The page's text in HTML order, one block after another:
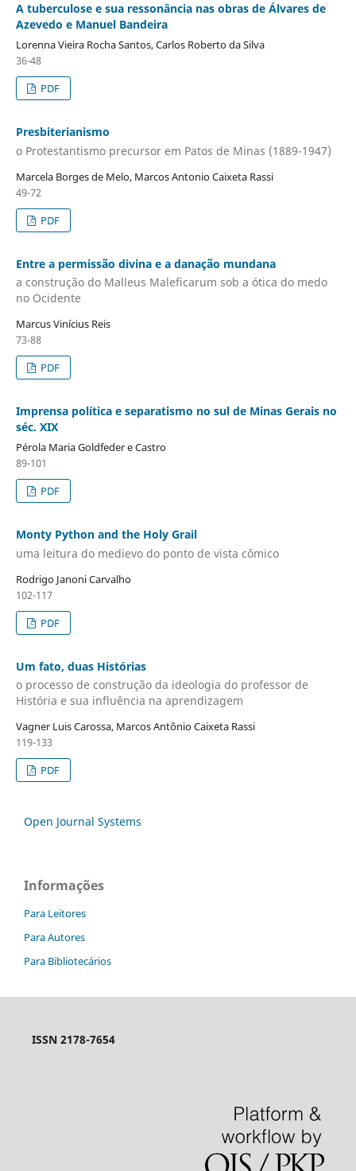
A tuberculose e sua ressonância nas obras de Álvares de
Azevedo e Manuel Bandeira
Lorenna Vieira Rocha Santos, Carlos Roberto da Silva
36-48
PDF
Presbiterianismo
o Protestantismo precursor em Patos de Minas (1889-1947)
Marcela Borges de Melo, Marcos Antonio Caixeta Rassi
49-72
PDF
Entre a permissão divina e a danação mundana
a construção do Malleus Maleficarum sob a ótica do medo
no Ocidente
Marcus Vinícius Reis
73-88
PDF
Imprensa política e separatismo no sul de Minas Gerais no
séc. XIX
Pérola Maria Goldfeder e Castro
89-101
PDF
Monty Python and the Holy Grail
uma leitura do medievo do ponto de vista cômico
Rodrigo Janoni Carvalho
102-117
PDF
Um fato, duas Histórias
o processo de construção da ideologia do professor de
História e sua influência na aprendizagem
Vagner Luis Carossa, Marcos Antônio Caixeta Rassi
119-133
PDF
Open Journal Systems
Informações
Para Leitores
Para Autores
Para Bibliotecários
ISSN 2178-7654